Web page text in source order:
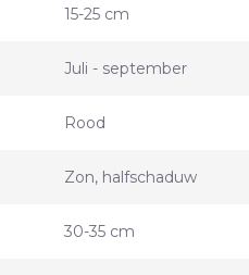
15-25 cm
Juli - september
Rood
Zon, halfschaduw
30-35 cm